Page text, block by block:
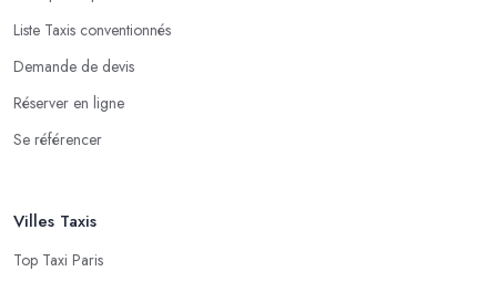
Liste Taxis conventionnés
Demande de devis
Réserver en ligne
Se référencer
Villes Taxis
Top Taxi Paris